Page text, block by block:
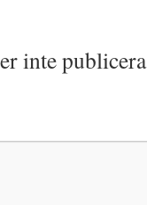
inte